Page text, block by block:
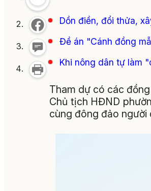
Dồn điền, đổi thửa,
Đề án "Cánh đồng
Khi nông dân tự làm
Tham dự có các
Chủ tịch HĐND
cùng đông đảo người